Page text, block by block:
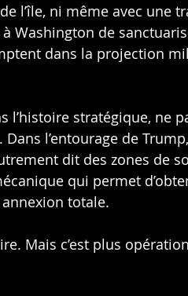
l’île, ni même avec une
Washington de
dans la projection
l’histoire stratégique, ne
l’entourage de
dit des zones de
qui permet
totale.
Mais c’est plus